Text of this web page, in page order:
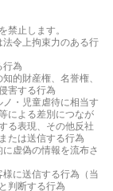
止します。
令上拘束力のある行
行為
的財産権、名誉権、
害する行為
・児童虐待に相当す
による差別につなが
る表現、その他反社
たは送信する行為
虚偽の情報を流布さ
に送信する行為（当
判断する行為